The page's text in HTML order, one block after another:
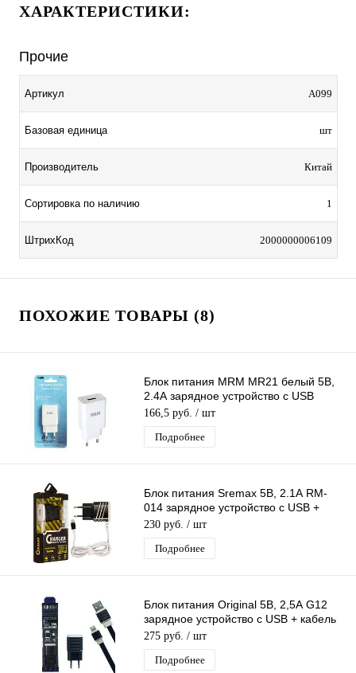
ХАРАКТЕРИСТИКИ:
Прочие
Артикул A099
Базовая единица шт
Производитель Китай
Сортировка по наличию 1
ШтрихКод 2000000006109
ПОХОЖИЕ ТОВАРЫ (8)
Блок питания MRM MR21 белый 5В,
2.4А зарядное устройство с USB
портом
166,5 руб. / шт
Подробнее
Блок питания Sremax 5В, 2.1А RM-
014 зарядное устройство с USB +
кабель Iphone 1,2 м черный
230 руб. / шт
Подробнее
Блок питания Original 5В, 2,5А G12
зарядное устройство с USB + кабель
Iphone 1 м черный
275 руб. / шт
Подробнее